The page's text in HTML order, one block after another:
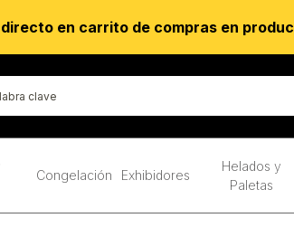
Congelación Exhibidores
Helados y
Paletas
en carrito de compras en